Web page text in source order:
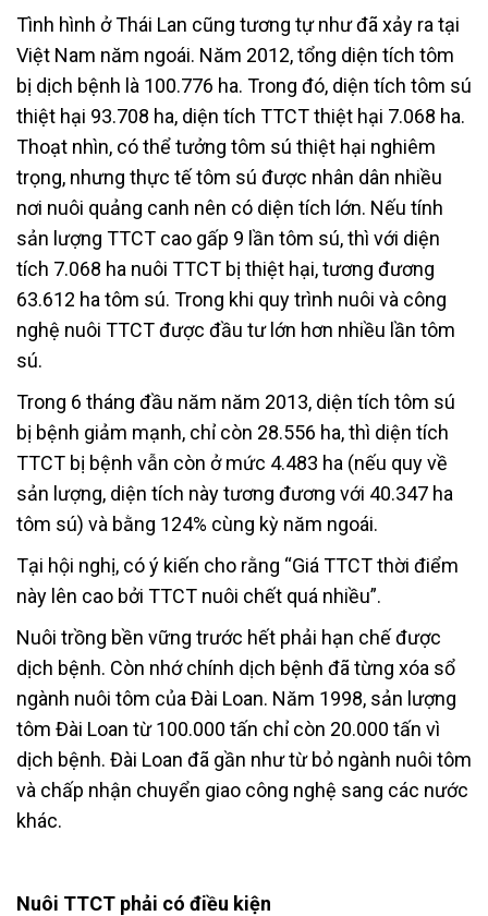
Tình hình ở Thái Lan cũng tương tự như đã xảy ra tại
Việt Nam năm ngoái. Năm 2012, tổng diện tích tôm
bị dịch bệnh là 100.776 ha. Trong đó, diện tích tôm sú
thiệt hại 93.708 ha, diện tích TTCT thiệt hại 7.068 ha.
Thoạt nhìn, có thể tưởng tôm sú thiệt hại nghiêm
trọng, nhưng thực tế tôm sú được nhân dân nhiều
nơi nuôi quảng canh nên có diện tích lớn. Nếu tính
sản lượng TTCT cao gấp 9 lần tôm sú, thì với diện
tích 7.068 ha nuôi TTCT bị thiệt hại, tương đương
63.612 ha tôm sú. Trong khi quy trình nuôi và công
nghệ nuôi TTCT được đầu tư lớn hơn nhiều lần tôm
sú.
Trong 6 tháng đầu năm năm 2013, diện tích tôm sú
bị bệnh giảm mạnh, chỉ còn 28.556 ha, thì diện tích
TTCT bị bệnh vẫn còn ở mức 4.483 ha (nếu quy về
sản lượng, diện tích này tương đương với 40.347 ha
tôm sú) và bằng 124% cùng kỳ năm ngoái.
Tại hội nghị, có ý kiến cho rằng “Giá TTCT thời điểm
này lên cao bởi TTCT nuôi chết quá nhiều”.
Nuôi trồng bền vững trước hết phải hạn chế được
dịch bệnh. Còn nhớ chính dịch bệnh đã từng xóa sổ
ngành nuôi tôm của Đài Loan. Năm 1998, sản lượng
tôm Đài Loan từ 100.000 tấn chỉ còn 20.000 tấn vì
dịch bệnh. Đài Loan đã gần như từ bỏ ngành nuôi tôm
và chấp nhận chuyển giao công nghệ sang các nước
khác.
Nuôi TTCT phải có điều kiện